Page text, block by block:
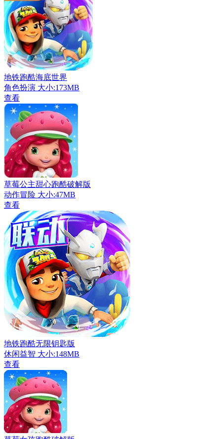
地铁跑酷海底世界
角色扮演 大小:173MB
查看
草莓公主甜心跑酷破解版
动作冒险 大小:47MB
查看
地铁跑酷无限钥匙版
休闲益智 大小:148MB
查看